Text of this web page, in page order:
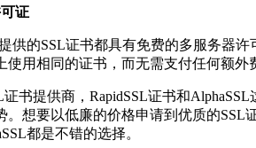
证
供的SSL证书都具有免费的多服务器许
使用相同的证书，而无需支付任何额外
证书提供商，RapidSSL证书和AlphaSSL
。想要以低廉的价格申请到优质的SSL
都是不错的选择。